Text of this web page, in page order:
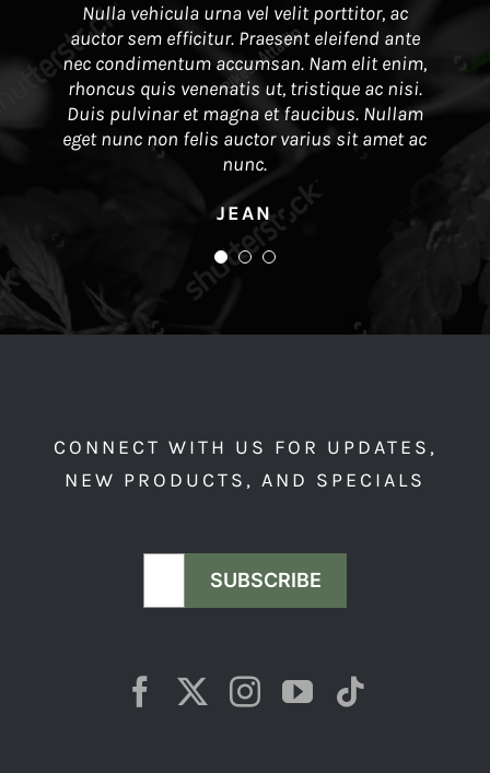
Nulla vehicula urna vel velit porttitor, ac
auctor sem efficitur. Praesent eleifend ante
nec condimentum accumsan. Nam elit enim,
rhoncus quis venenatis ut, tristique ac nisi.
Duis pulvinar et magna et faucibus. Nullam
eget nunc non felis auctor varius sit amet ac
nunc.
JEAN
Vivamus nec diam velit. Vivamus finibus
facilisis porttitor. Donec in auctor sem.
Quisque a tincidunt elit, nec rutrum ante.
Mauris placerat orci eu dignissim cursus.
Duis quis venenatis nisi. Proin nec posuere
libero. Quisque nec mi sed est convallis
consectetur.
ADAM
Curabitur vulputate ex est, eget congue nibh
ultricies ac. Integer ut maximus elit. Nam
tempor hendrerit accumsan. Pellentesque
sodales lectus a rhoncus porta. Donec non
tincidunt enim. Duis sollicitudin quam vitae
ex elementum scelerisque. Integer ut
maximus.
AMY
CONNECT WITH US FOR UPDATES,
NEW PRODUCTS, AND SPECIALS
SUBSCRIBE